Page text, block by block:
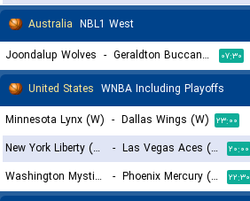
Australia NBL1 West
Joondalup Wolves - Geraldton Buccaneers ۰۷:۳۰
United States WNBA Including Playoffs
Minnesota Lynx (W) - Dallas Wings (W) ۲۳:۰۰
New York Liberty (W)
- Las Vegas Aces (W) ۲۰:۰۰
Washington Mystics (W)
- Phoenix Mercury (W) ۲۲:۳۰